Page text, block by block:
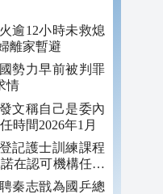
逾12小時未救熄
離家暫避
勢力早前被判罪
情
文稱自己是委內
時間2026年1月
記護士訓練課程
在認可機構任職
秦志戩為國乒總